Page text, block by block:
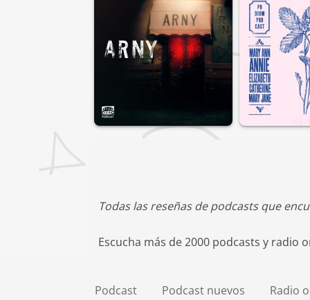
Todas las reseñas de podcasts que
Escucha más de 2000 podcasts y radio
Podcast Podcast nuevos Radio